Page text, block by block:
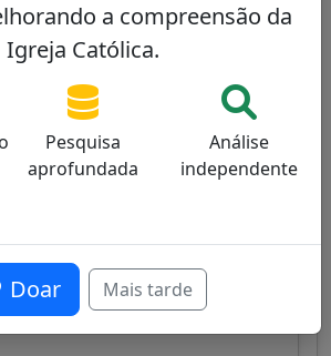
Mamberti
Prefeito do Supremo Tribunal
Apostólica, conhecido pela sua
e posições doutrinais
a compreensão da
Igreja Católica.
Pesquisa
aprofundada
Análise
independente
Doar Mais tarde